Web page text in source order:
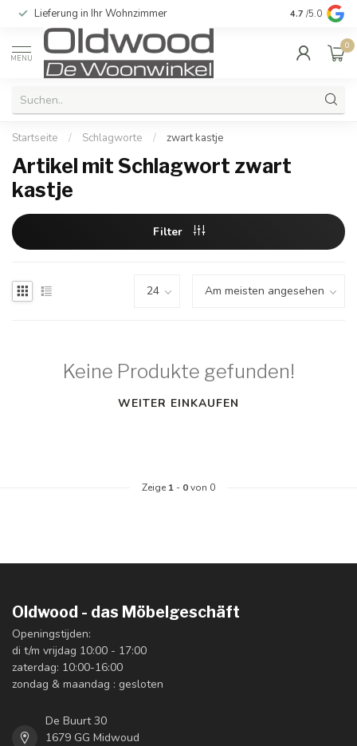
Lieferung in Ihr Wohnzimmer Qualität und
4.7 /5.0
MENU
0
Startseite / Schlagworte / zwart kastje
Artikel mit Schlagwort zwart
kastje
Filter
Keine Produkte gefunden!
WEITER EINKAUFEN
Zeige 1 - 0von 0
Oldwood - das Möbelgeschäft
Openingstijden:
di t/m vrijdag 10:00 - 17:00
zaterdag: 10:00-16:00
zondag & maandag : gesloten
De Buurt 30
1679 GG Midwoud